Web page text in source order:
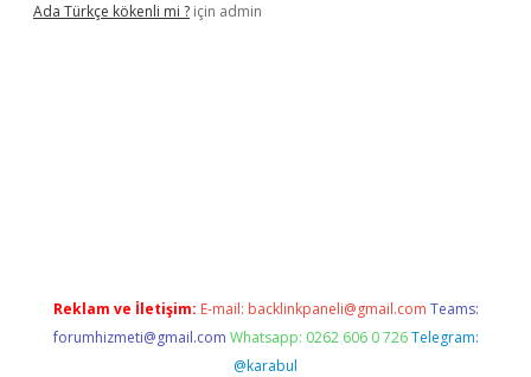
Ada Türkçe kökenli mi ? için admin
Reklam ve İletişim: E-mail: backlinkpaneli@gmail.com Teams:
forumhizmeti@gmail.com Whatsapp: 0262 606 0 726 Telegram:
@karabul